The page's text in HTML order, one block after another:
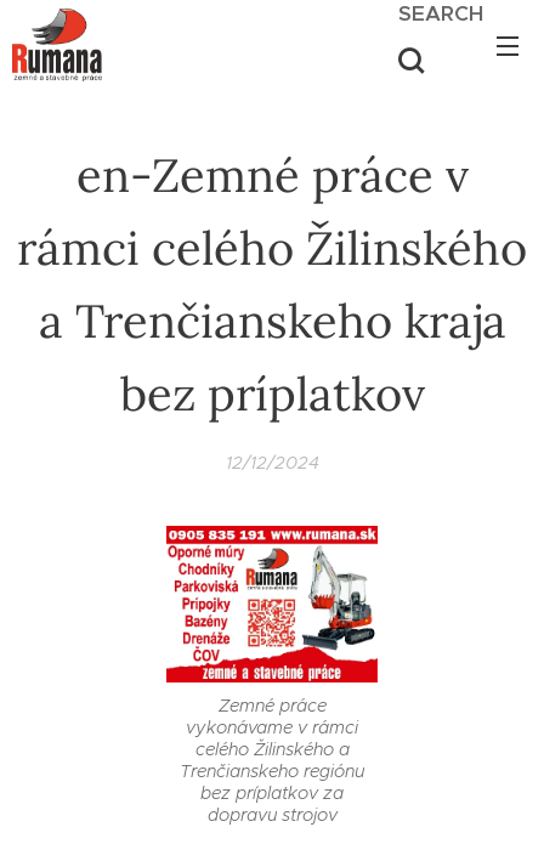
SEARCH
en-Zemné práce v
rámci celého Žilinského
a Trenčianskeho kraja
bez príplatkov
12/12/2024
Zemné práce
vykonávame v rámci
celého Žilinského a
Trenčianskeho regiónu
bez príplatkov za
dopravu strojov